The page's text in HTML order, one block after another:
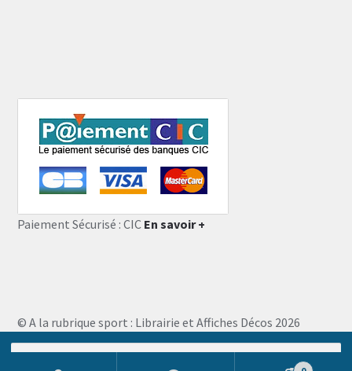
Paiement Sécurisé : CIC En savoir +
© A la rubrique sport : Librairie et Affiches Décos 2026
Storefront designed byWooThemes.
Recherche